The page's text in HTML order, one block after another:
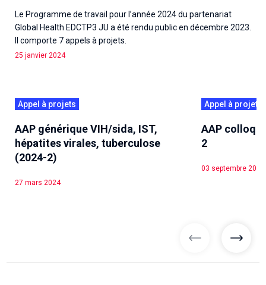
Le Programme de travail pour l’année 2024 du partenariat
Global Health EDCTP3 JU a été rendu public en décembre 2023.
Il comporte 7 appels à projets.
25 janvier 2024
Appel à projets
AAP générique VIH/sida, IST,
hépatites virales, tuberculose
(2024-2)
27 mars 2024
Appel à projets
AAP
2
03 septembre 2024
articles